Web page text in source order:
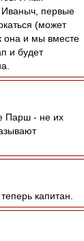
Иваныч, первые
(может
она и мы вместе
и будет
Парш - не их
капитан.